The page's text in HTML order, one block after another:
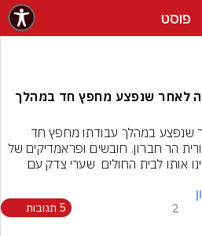
פוסט
20 במצב קשה לאחר שנפצע מחפץ חד במהלך
2 5 תגובות